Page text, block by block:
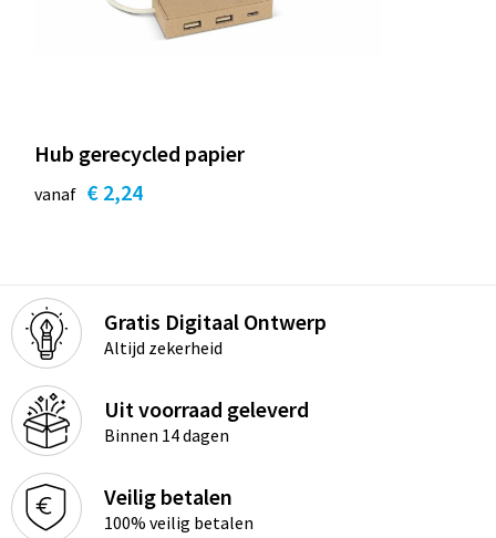
Hub gerecycled papier
vanaf € 2,24
Gratis Digitaal Ontwerp
Altijd zekerheid
Uit voorraad geleverd
Binnen 14 dagen
Veilig betalen
100% veilig betalen